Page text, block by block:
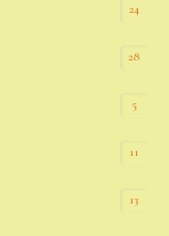
24
28
5
11
13